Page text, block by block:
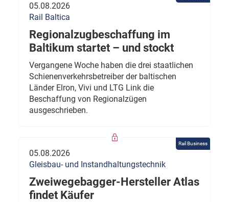
05.08.2026
Rail Baltica
Regionalzugbeschaffung im
Baltikum startet – und stockt
Vergangene Woche haben die drei staatlichen
Schienenverkehrsbetreiber der baltischen
Länder Elron, Vivi und LTG Link die
Beschaffung von Regionalzügen
ausgeschrieben.
Rail Business
05.08.2026
Gleisbau- und Instandhaltungstechnik
Zweiwegebagger-Hersteller Atlas
findet Käufer